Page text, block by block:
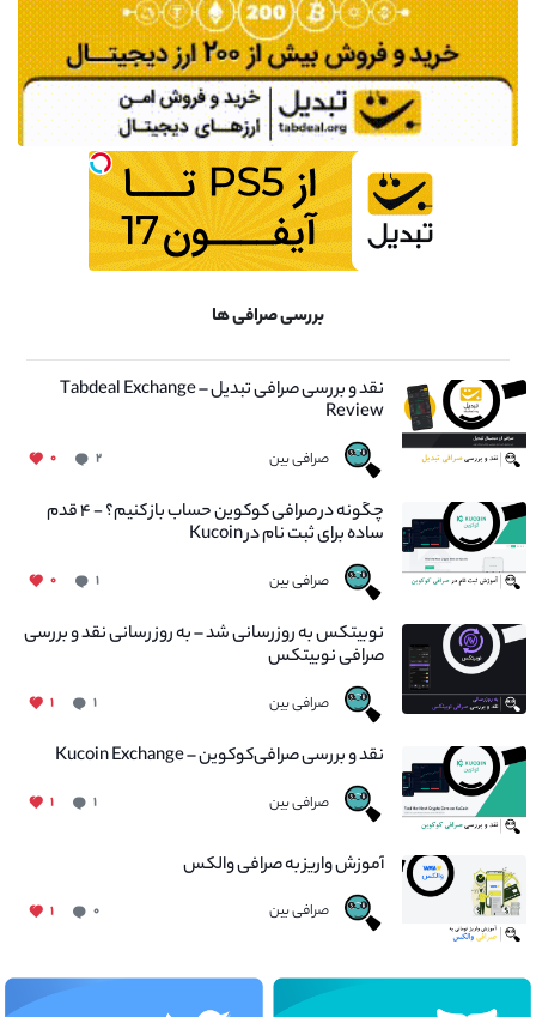
بررسی صرافی ها
نقد و بررسی صرافی تبدیل – Tabdeal Exchange
Review
صرافی بین ۲ ۰
چگونه در صرافی کوکوین حساب باز کنیم؟ - ۴ قدم
ساده برای ثبت نام در Kucoin
صرافی بین ۱ ۰
نوبیتکس به روزرسانی شد – به روز رسانی نقد و بررسی
صرافی نوبیتکس
صرافی بین ۱ ۱
نقد و بررسی صرافی‌کوکوین – Kucoin Exchange
صرافی بین ۱ ۱
آموزش واریز به صرافی والکس
صرافی بین ۰ ۱